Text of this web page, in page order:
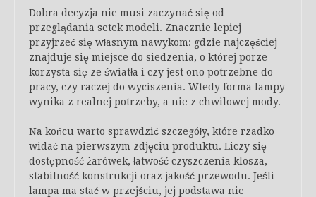
Dobra decyzja nie musi zaczynać się od
przeglądania setek modeli. Znacznie lepiej
przyjrzeć się własnym nawykom: gdzie najczęściej
znajduje się miejsce do siedzenia, o której porze
korzysta się ze światła i czy jest ono potrzebne do
pracy, czy raczej do wyciszenia. Wtedy forma lampy
wynika z realnej potrzeby, a nie z chwilowej mody.
Na końcu warto sprawdzić szczegóły, które rzadko
widać na pierwszym zdjęciu produktu. Liczy się
dostępność żarówek, łatwość czyszczenia klosza,
stabilność konstrukcji oraz jakość przewodu. Jeśli
lampa ma stać w przejściu, jej podstawa nie